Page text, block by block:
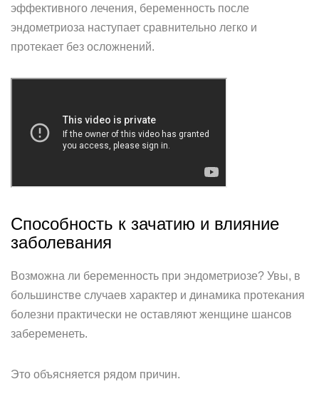
эффективного лечения, беременность после
эндометриоза наступает сравнительно легко и
протекает без осложнений.
Способность к зачатию и влияние
заболевания
Возможна ли беременность при эндометриозе? Увы, в
большинстве случаев характер и динамика протекания
болезни практически не оставляют женщине шансов
забеременеть.
Это объясняется рядом причин.